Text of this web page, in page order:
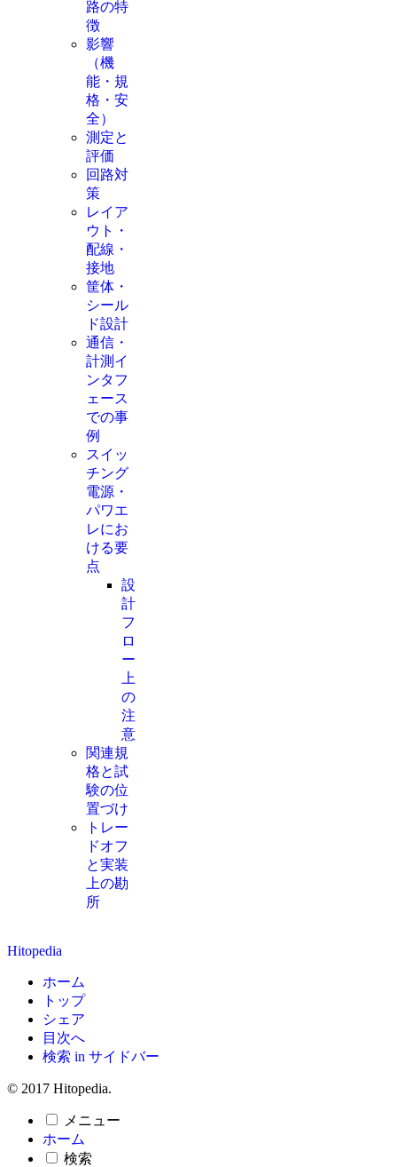
路の特
徴
影響
（機
能・規
格・安
全）
測定と
評価
回路対
策
レイア
ウト・
配線・
接地
筐体・
シール
ド設計
通信・
計測イ
ンタフ
ェース
での事
例
スイッ
チング
電源・
パワエ
レにお
ける要
点
設
計
フ
ロ
ー
上
の
注
意
関連規
格と試
験の位
置づけ
トレー
ドオフ
と実装
上の勘
所
Hitopedia
ホーム
トップ
シェア
目次へ
検索 in サイドバー
© 2017 Hitopedia.
メニュー
ホーム
検索